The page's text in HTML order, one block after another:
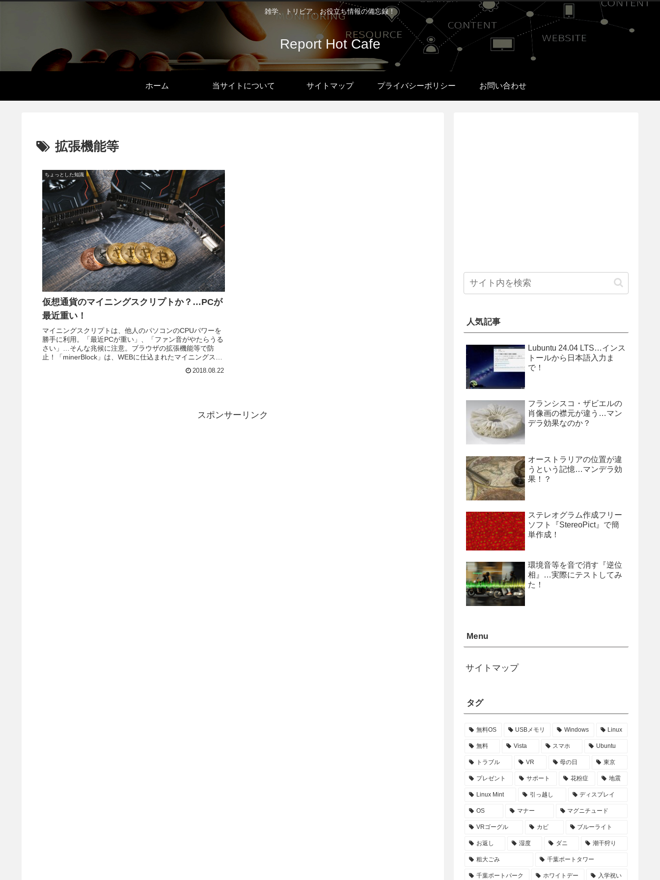
雑学、トリビア、お役立ち情報の備忘録！
Report Hot Cafe
ホーム 当サイトについて サイトマップ プライバシーポリシー お問い合わせ
拡張機能等
ちょっとした知識
仮想通貨のマイニングスクリプトか？…PCが
最近重い！
マイニングスクリプトは、他人のパソコンのCPUパワーを
勝手に利用。「最近PCが重い」、「ファン音がやたらうる
さい」…そんな兆候に注意。ブラウザの拡張機能等で防
止！「minerBlock」は、WEBに仕込まれたマイニングスク
2018.08.22
スポンサーリンク
人気記事
Lubuntu 24.04 LTS…インス
トールから日本語入力ま
で！
フランシスコ・ザビエルの
肖像画の襟元が違う…マン
デラ効果なのか？
オーストラリアの位置が違
うという記憶…マンデラ効
果！？
ステレオグラム作成フリー
ソフト『StereoPict』で簡
単作成！
環境音等を音で消す『逆位
相』…実際にテストしてみ
た！
Menu
サイトマップ
タグ
無料OS USBメモリ Windows Linux
無料 Vista スマホ Ubuntu
トラブル VR 母の日 東京
プレゼント サポート 花粉症 地震
Linux Mint 引っ越し ディスプレイ
OS マナー マグニチュード
VRゴーグル カビ ブルーライト
お返し 湿度 ダニ 潮干狩り
粗大ごみ 千葉ポートタワー
千葉ポートパーク ホワイトデー 入学祝い